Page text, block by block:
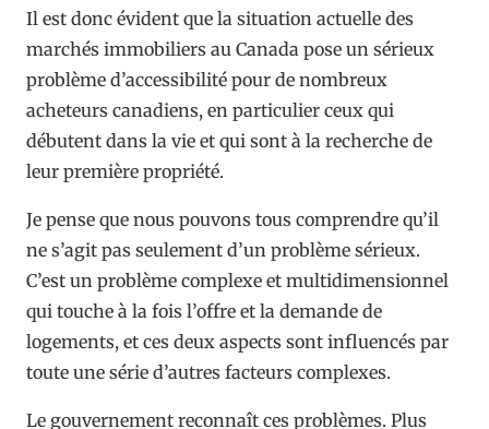
Il est donc évident que la situation actuelle des
marchés immobiliers au Canada pose un sérieux
problème d’accessibilité pour de nombreux
acheteurs canadiens, en particulier ceux qui
débutent dans la vie et qui sont à la recherche de
leur première propriété.
Je pense que nous pouvons tous comprendre qu’il
ne s’agit pas seulement d’un problème sérieux.
C’est un problème complexe et multidimensionnel
qui touche à la fois l’offre et la demande de
logements, et ces deux aspects sont influencés par
toute une série d’autres facteurs complexes.
Le gouvernement reconnaît ces problèmes. Plus